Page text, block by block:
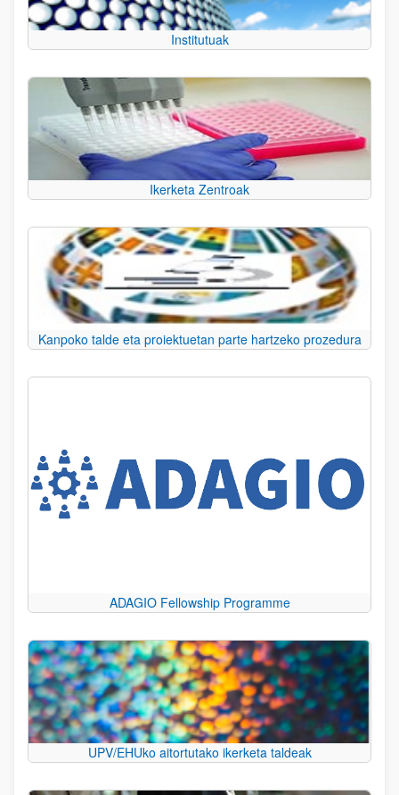
Institutuak
Ikerketa Zentroak
Kanpoko talde eta proiektuetan parte hartzeko prozedura
ADAGIO Fellowship Programme
UPV/EHUko aitortutako ikerketa taldeak